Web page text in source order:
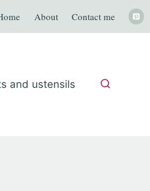
About Contact me
and ustensils